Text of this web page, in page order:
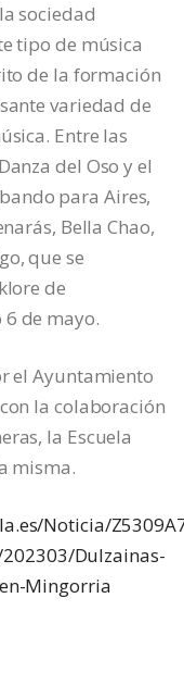
sociedad
tipo de música
de la formación
variedad de
Entre las
del Oso y el
para Aires,
Bella Chao,
que se
de
de mayo.
el Ayuntamiento
la colaboración
la Escuela
misma.
Noticia/
202303/Dulzainas-
Mingorria